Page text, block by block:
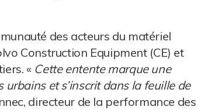
des acteurs du matériel
Construction Equipment (CE) et
« Cette entente marque une
et s’inscrit dans la feuille de
directeur de la performance des